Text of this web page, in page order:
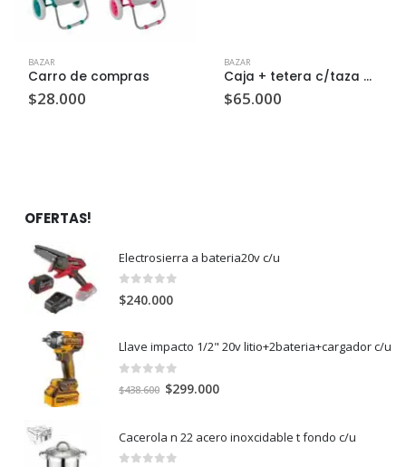
BAZAR
Carro de compras
$28.000
BAZAR
Caja + tetera c/taza y plato 300cc rosa c/u
$65.000
OFERTAS!
Electrosierra a bateria20v c/u
0
$240.000
Llave impacto 1/2" 20v litio+2bateria+cargador c/u
out of 5
$438.600 El
era:
$299.000El
es:
Cacerola n 22 acero inoxcidable t fondo c/u